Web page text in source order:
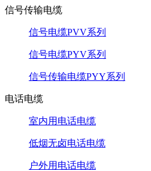
信号传输电缆
信号电缆PVV系列
信号电缆PYV系列
信号传输电缆PYY系列
电话电缆
室内用电话电缆
低烟无卤电话电缆
户外用电话电缆